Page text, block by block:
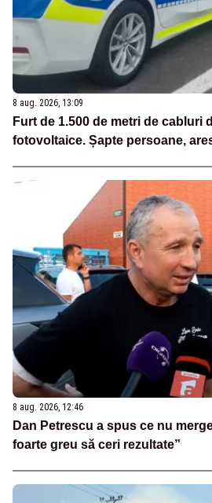
8 aug. 2026, 13:09
Furt de 1.500 de metri de cabluri
fotovoltaice. Șapte persoane,
8 aug. 2026, 12:46
Dan Petrescu a spus ce nu
foarte greu să ceri rezultate”